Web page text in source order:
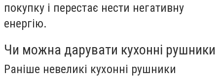
покупку і перестає нести негативну
енергію.
Чи можна дарувати кухонні рушники
Раніше невеликі кухонні рушники